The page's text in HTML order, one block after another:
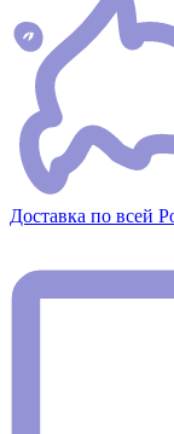
Доставка по всей